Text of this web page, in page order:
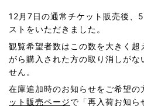
12月7日の通常チケット販売後、
ストをいただきました。
観覧希望者数はこの数を大きく超
がら購入された方の取り消しがな
せん。
在庫追加時のお知らせをご希望の
ット販売ページで「再入荷お知ら